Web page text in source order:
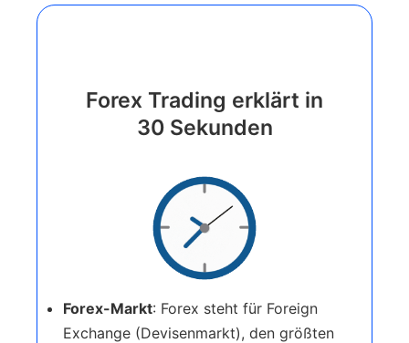
Forex Trading erklärt in
30 Sekunden
Forex-Markt: Forex steht für Foreign
Exchange (Devisenmarkt), den größten